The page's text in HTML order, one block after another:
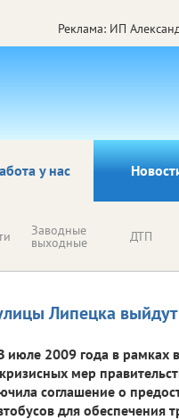
Реклама: ИП
у нас
Заводные
выходные ДТП
Липецка
июле 2009 года в
мер
соглашение о
для обеспечения